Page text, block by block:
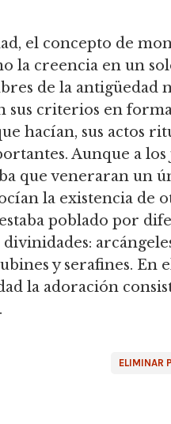
el concepto de
la creencia en un
de la antigüedad
sus criterios en
hacían, sus actos
Aunque a los
que veneraran un
la existencia de
poblado por
y serafines. En
la adoración
ELIMINAR